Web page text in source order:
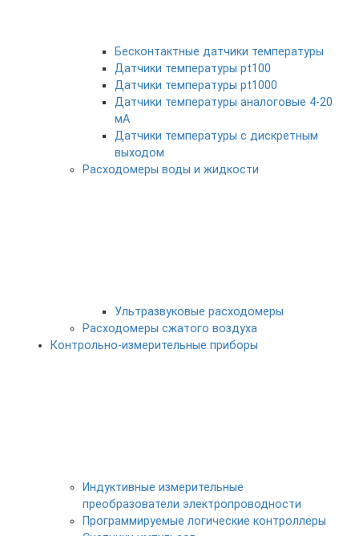
Бесконтактные датчики температуры
Датчики температуры pt100
Датчики температуры pt1000
Датчики температуры аналоговые 4-20
мА
Датчики температуры с дискретным
выходом
Расходомеры воды и жидкости
Ультразвуковые расходомеры
Расходомеры сжатого воздуха
Контрольно-измерительные приборы
Индуктивные измерительные
преобразователи электропроводности
Программируемые логические контроллеры